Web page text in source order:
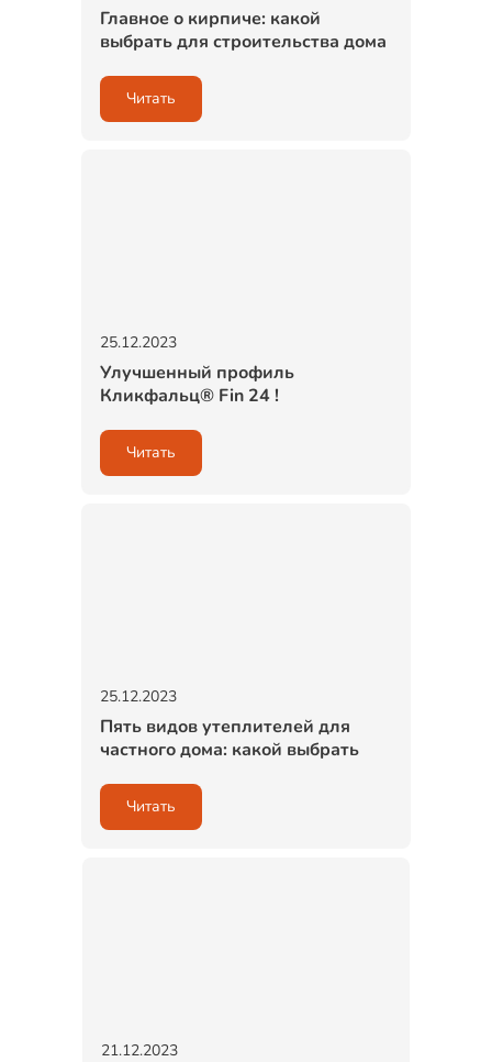
Главное о кирпиче: какой
выбрать для строительства дома
Читать
25.12.2023
Улучшенный профиль
Кликфальц® Fin 24 !
Читать
25.12.2023
Пять видов утеплителей для
частного дома: какой выбрать
Читать
21.12.2023